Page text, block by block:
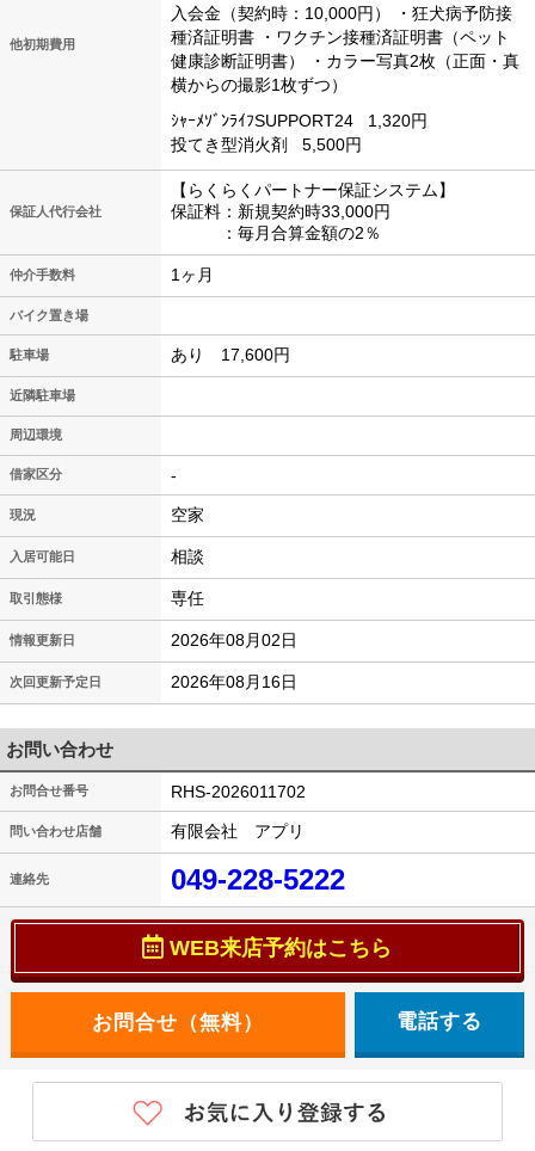
他初期費用
入会金（契約時：10,000円）
・狂犬病予防接
種済証明書 ・ワクチン接種済証明書（ペット
健康診断証明書）
・カラー写真2枚（正面・真
横からの撮影1枚ずつ）
ｼｬｰﾒｿﾞﾝﾗｲﾌSUPPORT24
1,320円
投てき型消火剤
5,500円
保証人代行会社
【らくらくパートナー保証システム】
保証料：新規契約時33,000円
：毎月合算金額の2％
仲介手数料 1ヶ月
バイク置き場
駐車場 あり 17,600円
近隣駐車場
周辺環境
借家区分 -
現況 空家
入居可能日 相談
取引態様 専任
情報更新日 2026年08月02日
次回更新予定日 2026年08月16日
お問い合わせ
お問合せ番号 RHS-2026011702
問い合わせ店舗 有限会社 アプリ
連絡先 049-228-5222
WEB来店予約はこちら
電話する